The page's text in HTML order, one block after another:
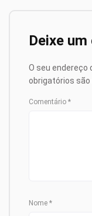
Deixe
O seu endereço
obrigatórios
Comentário *
Nome *